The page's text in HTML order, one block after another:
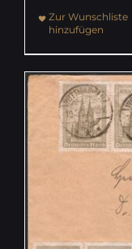
Zur Wunschliste
hinzufügen